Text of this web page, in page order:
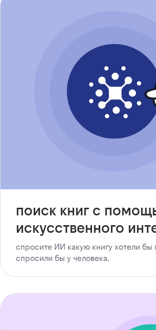
поиск книг с
искусственного
спросите ИИ какую книгу хотели бы
спросили бы у человека.